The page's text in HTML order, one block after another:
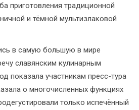
приготовления традиционной
и тёмной мультизлаковой
в самую большую в мире
славянским кулинарным
показала участникам пресс-тура
о многочисленных функциях
только испечённый